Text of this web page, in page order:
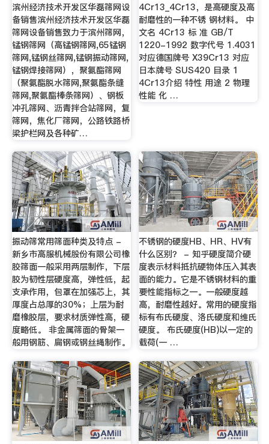
滨州经济技术开发区华磊筛网设
备销售滨州经济技术开发区华磊
筛网设备销售致力于滨州筛网，
锰钢筛网（高锰钢筛网,65锰钢
筛网,锰钢丝筛网,锰钢振动筛网,
锰钢焊接筛网），聚氨酯筛网
（聚氨酯脱水筛网,聚氨酯条缝
筛网,聚氨酯棒条筛网）、钢板
冲孔筛网、沥青拌合站筛网，复
筛网，焦化厂筛网，公路铁路桥
梁护栏网及各种矿…
4Cr13_4Cr13，是高硬度及高
耐磨性的一种不锈 钢材料。 中
文名 4Cr13 标 准 GB/T
1220-1992 数字代号 1.4031
对应德国牌号 X39Cr13 对应
日本牌号 SUS420 目录 1
4Cr13介绍 特性 用途 2 物理
性能 化 …
振动筛常用筛面种类及特点 -
新乡市高服机械股份有限公司橡
胶筛面一般采用两层制作，下层
胶为韧性层硬度高，弹性低，起
支承作用，包罩在加强芯上，其
厚度占总厚的30%；上层为耐
磨橡胶层，要求材质弹性高，硬
度略低。 非金属筛面的骨架一
般用钢筋、扁钢或钢丝绳制作。
不锈钢的硬度HB、HR、HV有
什么区别？ - 知乎硬度简介硬
度表示材料抵抗硬物体压入其表
面的能力。它是不锈钢材料的重
要性能指标之一。一般硬度越
高，耐磨性越好。常用的硬度指
标有布氏硬度、洛氏硬度和维氏
硬度。 布氏硬度(HB)以一定的
载荷(一 …